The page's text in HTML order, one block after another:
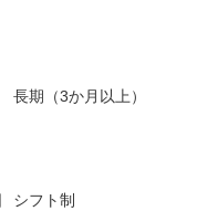
長期（3か月以上）
シフト制